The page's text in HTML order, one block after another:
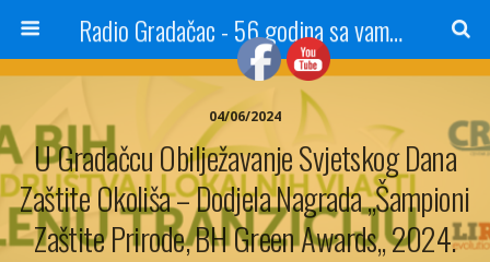
Radio Gradačac - 56 godina sa vama...
04/06/2024
U Gradačcu Obilježavanje Svjetskog Dana
Zaštite Okoliša – Dodjela Nagrada „Šampioni
Zaštite Prirode, BH Green Awards„ 2024.